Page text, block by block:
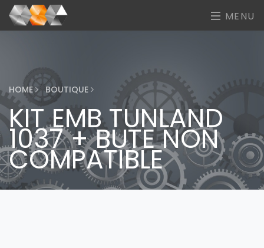
MENU
HOME BOUTIQUE
KIT EMB TUNLAND
1037 + BUTE NON
COMPATIBLE